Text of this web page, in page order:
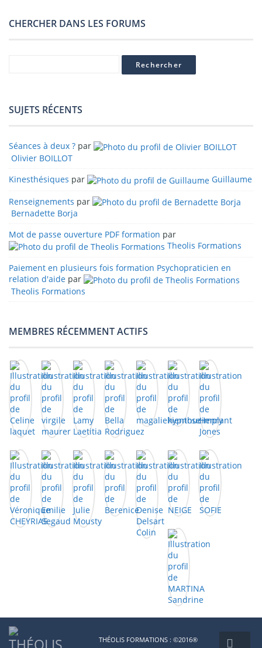
CHERCHER DANS LES FORUMS
SUJETS RÉCENTS
Séances à deux ? par
Olivier BOILLOT
Kinesthésiques par
Guillaume
Renseignements par
Bernadette Borja
Mot de passe ouverture PDF formation par
Theolis Formations
Paiement en plusieurs fois formation Psychopraticien en
relation d'aide par
Theolis Formations
MEMBRES RÉCEMMENT ACTIFS
THÉOLIS FORMATIONS : ©2016®